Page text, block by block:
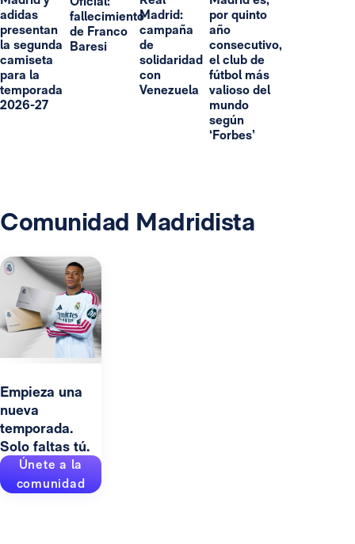
adidas
presentan
la segunda
camiseta
para la
temporada
2026-27
fallecimiento
de Franco
Baresi
Madrid:
campaña
de
solidaridad
con
Venezuela
por quinto
año
consecutivo,
el club de
fútbol más
valioso del
mundo
según
‘Forbes’
Comunidad Madridista
Empieza una
nueva
temporada.
Solo faltas tú.
Únete a la
comunidad